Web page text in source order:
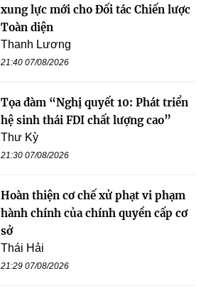
xung lực mới cho Đối tác Chiến lược
Toàn diện
Thanh Lương
21:40 07/08/2026
Tọa đàm “Nghị quyết 10: Phát triển
hệ sinh thái FDI chất lượng cao”
Thư Kỳ
21:30 07/08/2026
Hoàn thiện cơ chế xử phạt vi phạm
hành chính của chính quyền cấp cơ
sở
Thái Hải
21:29 07/08/2026